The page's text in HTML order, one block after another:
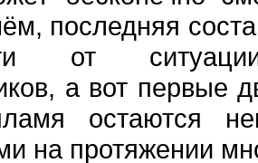
последняя
от
а вот первые
остаются
на протяжении